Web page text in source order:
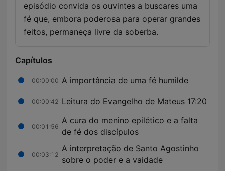
episódio convida os ouvintes a buscares uma
fé que, embora poderosa para operar grandes
feitos, permaneça livre da soberba.
Capítulos
00:00:00 A importância de uma fé humilde
00:00:42 Leitura do Evangelho de Mateus 17:20
00:01:56
A cura do menino epilético e a falta
de fé dos discípulos
00:03:12
A interpretação de Santo Agostinho
sobre o poder e a vaidade